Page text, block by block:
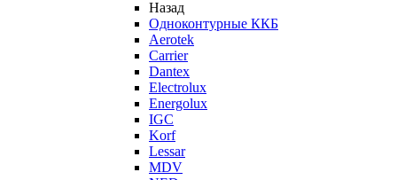
Назад
Одноконтурные ККБ
Aerotek
Carrier
Dantex
Electrolux
Energolux
IGC
Korf
Lessar
MDV